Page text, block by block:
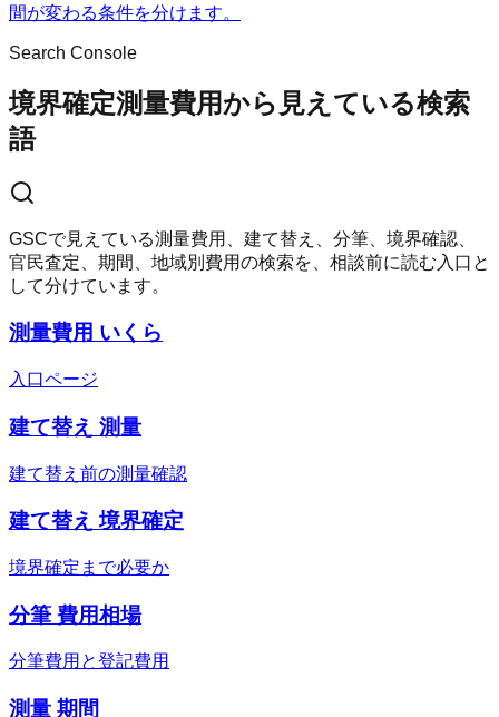
間が変わる条件を分けます。
Search Console
境界確定測量費用から見えている検索
語
GSCで見えている測量費用、建て替え、分筆、境界確認、
官民査定、期間、地域別費用の検索を、相談前に読む入口と
して分けています。
測量費用 いくら
入口ページ
建て替え 測量
建て替え前の測量確認
建て替え 境界確定
境界確定まで必要か
分筆 費用相場
分筆費用と登記費用
測量 期間